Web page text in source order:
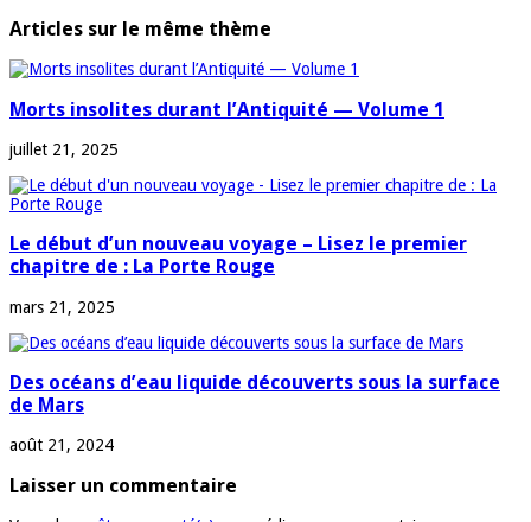
Articles sur le même thème
Morts insolites durant l’Antiquité — Volume 1
juillet 21, 2025
Le début d’un nouveau voyage – Lisez le premier
chapitre de : La Porte Rouge
mars 21, 2025
Des océans d’eau liquide découverts sous la surface
de Mars
août 21, 2024
Laisser un commentaire